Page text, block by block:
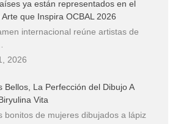
ya están representados en el
Arte que Inspira OCBAL 2026
internacional reúne artistas de
2026
Bellos, La Perfección del Dibujo A
Vita
bonitos de mujeres dibujados a lápiz